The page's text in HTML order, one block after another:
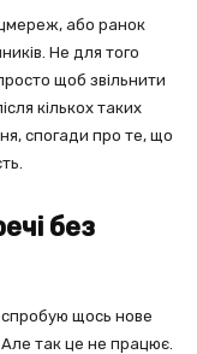
або ранок
Не для того
щоб звільнити
кількох таких
спогади про те, що
без
спробую щось нове
так це не працює.